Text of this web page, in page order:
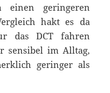
einen geringeren
hakt es da
das DCT fahren
sensibel im Alltag,
geringer als